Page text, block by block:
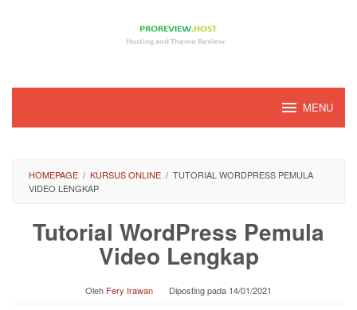
MENU
HOMEPAGE / KURSUS ONLINE / TUTORIAL WORDPRESS PEMULA
VIDEO LENGKAP
Tutorial WordPress Pemula
Video Lengkap
Oleh Fery Irawan Diposting pada 14/01/2021